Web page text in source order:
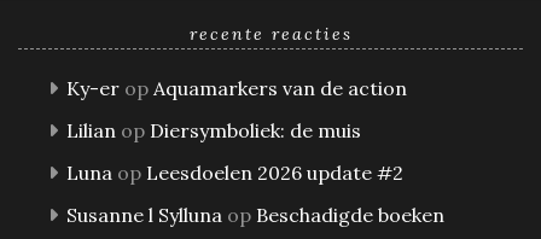
recente reacties
Ky-er op Aquamarkers van de action
Lilian op Diersymboliek: de muis
Luna op Leesdoelen 2026 update #2
Susanne l Sylluna op Beschadigde boeken